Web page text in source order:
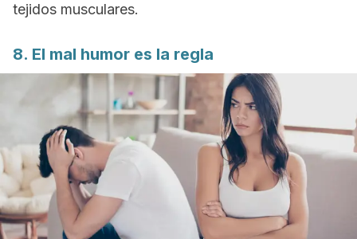
tejidos musculares.
8. El mal humor es la regla